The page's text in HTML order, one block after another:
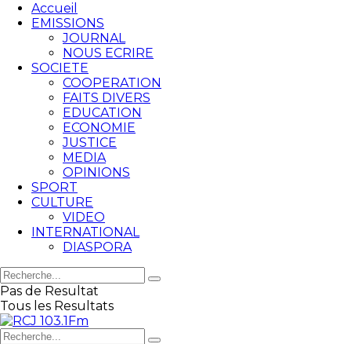
Accueil
EMISSIONS
JOURNAL
NOUS ECRIRE
SOCIETE
COOPERATION
FAITS DIVERS
EDUCATION
ECONOMIE
JUSTICE
MEDIA
OPINIONS
SPORT
CULTURE
VIDEO
INTERNATIONAL
DIASPORA
Pas de Resultat
Tous les Resultats